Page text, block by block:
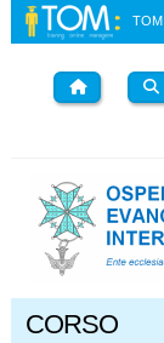
CORSO